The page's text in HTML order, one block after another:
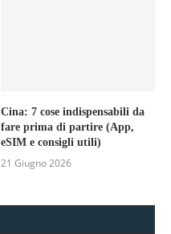
Cina: 7 cose indispensabili da
fare prima di partire (App,
eSIM e consigli utili)
21 Giugno 2026